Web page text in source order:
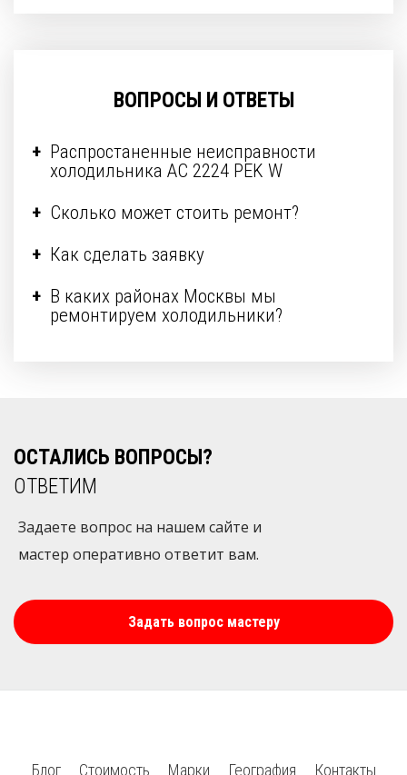
ВОПРОСЫ И ОТВЕТЫ
Распростаненные неисправности
холодильника AC 2224 PEK W
Сколько может стоить ремонт?
Как сделать заявку
В каких районах Москвы мы
ремонтируем холодильники?
ОСТАЛИСЬ ВОПРОСЫ?
ОТВЕТИМ
Задаете вопрос на нашем сайте и
мастер оперативно ответит вам.
Задать вопрос мастеру
Блог Стоимость Марки География Контакты